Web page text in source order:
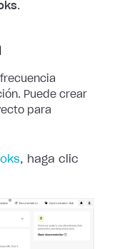
.
Puede crear
para
, haga clic